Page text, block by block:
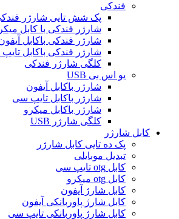
فندکی
پک شش تایی شارژر
شارژر فندکی با کابل
شارژر فندکی باکابل
شارژر فندکی باکابل
کلگی شارژر فندکی
یو اس بی USB
شارژر باکابل آیفون
شارژر باکابل تایپ سی
شارژر باکابل میکرو
کلگی شارژر USB
کابل شارژر
پک ده تایی کابل شارژر
تبدیل موبایلی
کابل otg تایپ سی
کابل otg میکرو
کابل شارژ آیفون
کابل شارژ پاوربانکی آیفون
کابل شارژ پاوربانکی تایپ سی